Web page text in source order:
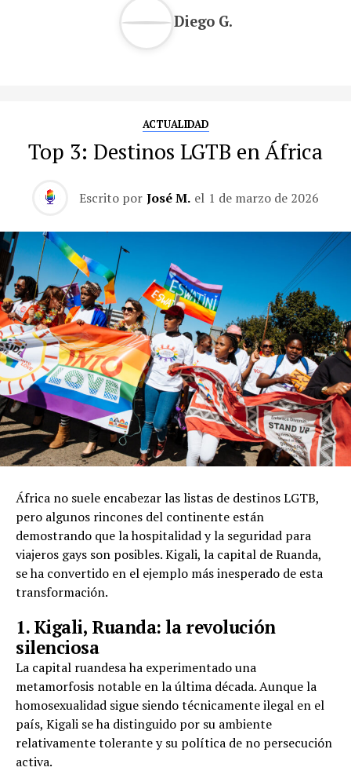
Diego G.
ACTUALIDAD
Top 3: Destinos LGTB en África
Escrito por José M. el 1 de marzo de 2026
África no suele encabezar las listas de destinos LGTB,
pero algunos rincones del continente están
demostrando que la hospitalidad y la seguridad para
viajeros gays son posibles. Kigali, la capital de Ruanda,
se ha convertido en el ejemplo más inesperado de esta
transformación.
1. Kigali, Ruanda: la revolución
silenciosa
La capital ruandesa ha experimentado una
metamorfosis notable en la última década. Aunque la
homosexualidad sigue siendo técnicamente ilegal en el
país, Kigali se ha distinguido por su ambiente
relativamente tolerante y su política de no persecución
activa.